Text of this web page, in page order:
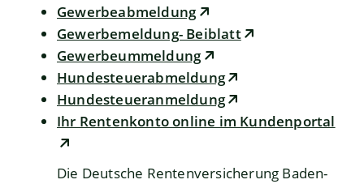
Gewerbeabmeldung
Gewerbemeldung- Beiblatt
Gewerbeummeldung
Hundesteuerabmeldung
Hundesteueranmeldung
Ihr Rentenkonto online im Kundenportal
Die Deutsche Rentenversicherung Baden-